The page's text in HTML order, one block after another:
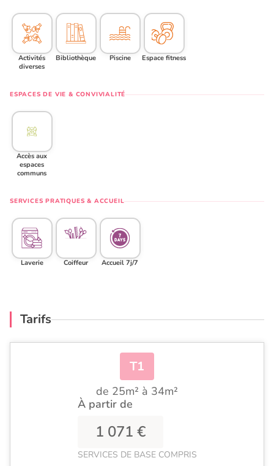
Activités
diverses
Bibliothèque Piscine Espace fitness
ESPACES DE VIE & CONVIVIALITÉ
Accès aux
espaces
communs
SERVICES PRATIQUES & ACCUEIL
Laverie Coiffeur Accueil 7j/7
Tarifs
T1
de 25m² à 34m²
À partir de
1 071 €
SERVICES DE BASE COMPRIS